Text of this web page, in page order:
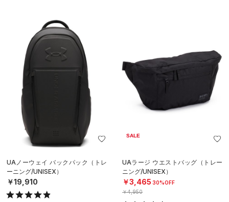
UAノーウェイ バックパック（トレ
ーニング/UNISEX）
￥19,910
SALE
UAラージ ウエストバッグ（トレー
ニング/UNISEX）
￥3,465 30%OFF
￥4,950